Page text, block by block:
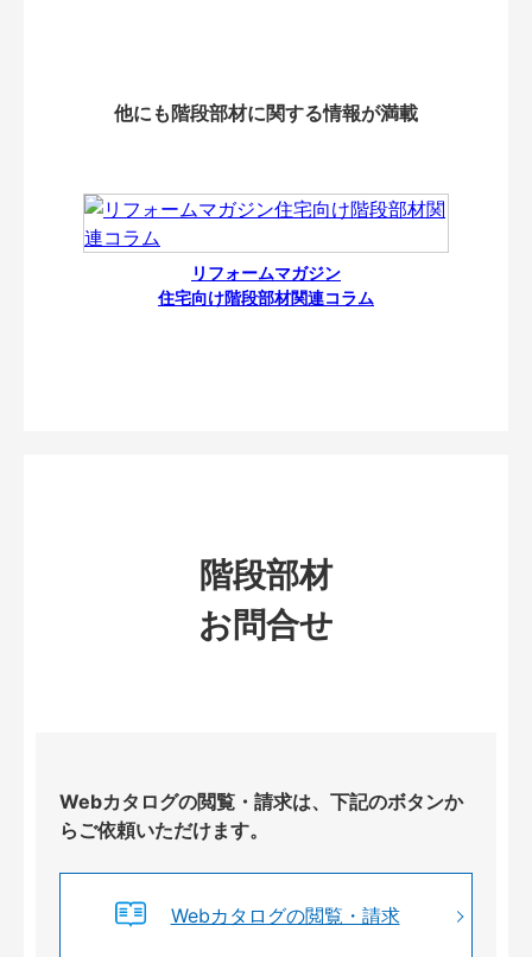
他にも階段部材に関する情報が満載
リフォームマガジン
住宅向け階段部材関連コラム
階段部材
お問合せ
Webカタログの閲覧・請求は、下記のボタンか
らご依頼いただけます。
Webカタログの閲覧・請求